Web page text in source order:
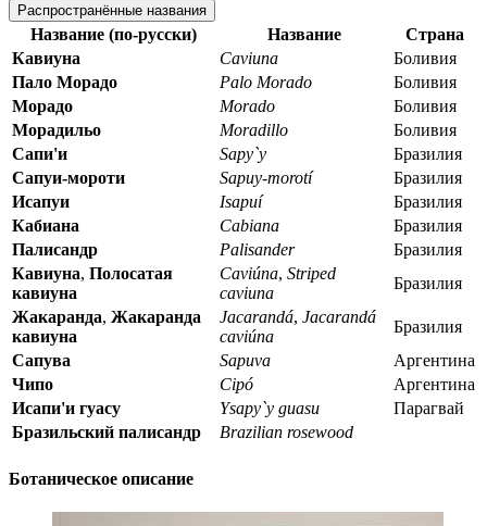
Распространённые названия
Название (по-русски) Название
Страна
Кавиуна
Caviuna
Боливия
Пало Морадо
Palo Morado
Боливия
Морадо
Morado
Боливия
Морадильо
Moradillo
Боливия
Сапи'и
Sapy`y
Бразилия
Сапуи-мороти
Sapuy-morotí
Бразилия
Исапуи
Isapuí
Бразилия
Кабиана
Cabiana
Бразилия
Палисандр
Palisander
Бразилия
Кавиуна, Полосатая
кавиуна
Caviúna, Striped
caviuna
Бразилия
Жакаранда, Жакаранда
кавиуна
Jacarandá, Jacarandá
caviúna
Бразилия
Сапува
Sapuva
Аргентина
Чипо
Cipó
Аргентина
Исапи'и гуасу
Ysapy`y guasu
Парагвай
Бразильский палисандр
Brazilian rosewood
Ботаническое описание